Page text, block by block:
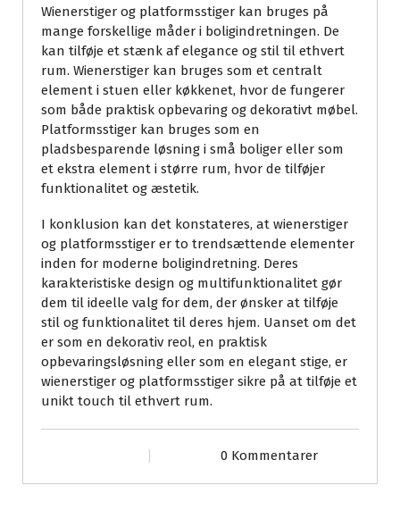
Wienerstiger og platformsstiger kan bruges på
mange forskellige måder i boligindretningen. De
kan tilføje et stænk af elegance og stil til ethvert
rum. Wienerstiger kan bruges som et centralt
element i stuen eller køkkenet, hvor de fungerer
som både praktisk opbevaring og dekorativt møbel.
Platformsstiger kan bruges som en
pladsbesparende løsning i små boliger eller som
et ekstra element i større rum, hvor de tilføjer
funktionalitet og æstetik.
I konklusion kan det konstateres, at wienerstiger
og platformsstiger er to trendsættende elementer
inden for moderne boligindretning. Deres
karakteristiske design og multifunktionalitet gør
dem til ideelle valg for dem, der ønsker at tilføje
stil og funktionalitet til deres hjem. Uanset om det
er som en dekorativ reol, en praktisk
opbevaringsløsning eller som en elegant stige, er
wienerstiger og platformsstiger sikre på at tilføje et
unikt touch til ethvert rum.
0 Kommentarer